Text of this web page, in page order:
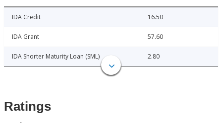
IDA Credit 16.50
IDA Grant 57.60
IDA Shorter Maturity Loan (SML) 2.80
Ratings